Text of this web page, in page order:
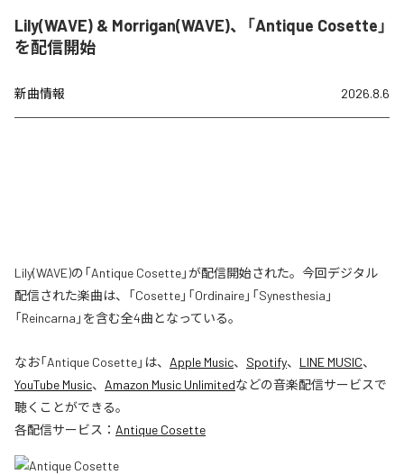
Lily(WAVE) & Morrigan(WAVE)、「Antique Cosette」
を配信開始
新曲情報 2026.8.6
Lily(WAVE)の「Antique Cosette」が配信開始された。今回デジタル
配信された楽曲は、「Cosette」「Ordinaire」「Synesthesia」
「Reincarna」を含む全4曲となっている。
なお「Antique Cosette」は、 Apple Music、 Spotify、 LINE MUSIC、
YouTube Music、 Amazon Music Unlimitedなどの音楽配信サービスで
聴くことができる。
各配信サービス： Antique Cosette